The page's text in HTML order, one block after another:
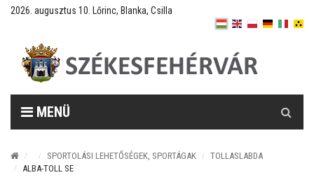
2026. augusztus 10. Lőrinc, Blanka, Csilla
MENÜ
SPORTOLÁSI LEHETŐSÉGEK, SPORTÁGAK
TOLLASLABDA
ALBA-TOLL SE